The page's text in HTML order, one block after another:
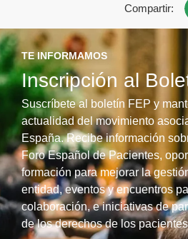
Compartir:
TE INFORMAMOS
Inscripción al
Suscríbete al boletín FEP y
actualidad del movimiento
España. Recibe información
Foro Español de Pacientes,
formación para mejorar la
entidad, eventos y encuentros
colaboración, e iniciativas de
de los derechos de los